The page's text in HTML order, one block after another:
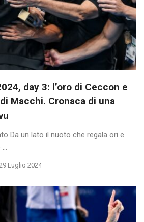
day 3: l’oro di Ceccon e
Macchi. Cronaca di una
Da un lato il nuoto che regala ori e
Luglio 2024